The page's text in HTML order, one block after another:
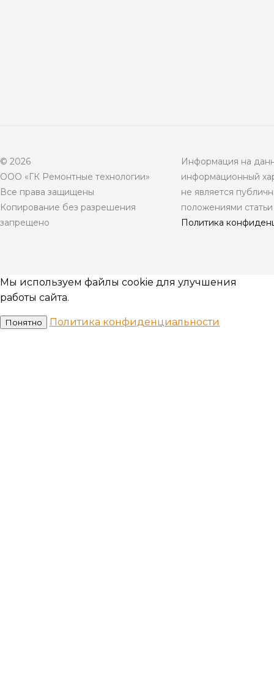
© 2026
ООО «ГК Ремонтные технологии»
Все права защищены
Копирование без разрешения
запрещено
Информация на
информационный
не является
положениями
Политика
Мы используем файлы cookie для улучшения
работы сайта.
Понятно Политика конфиденциальности